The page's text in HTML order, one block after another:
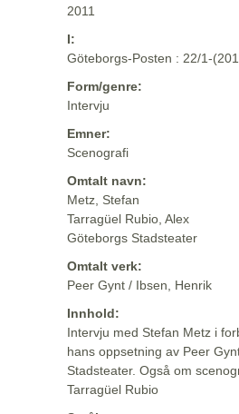
2011
I:
Göteborgs-Posten : 22/1-
Form/genre:
Intervju
Emner:
Scenografi
Omtalt navn:
Metz, Stefan
Tarragüel Rubio, Alex
Göteborgs Stadsteater
Omtalt verk:
Peer Gynt / Ibsen, Henrik
Innhold:
Intervju med Stefan Metz i
hans oppsetning av Peer
Stadsteater. Også om
Tarragüel Rubio